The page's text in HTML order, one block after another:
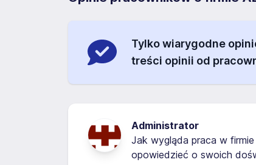
Tylko wiarygodne
treści opinii od
Administrator
Jak wygląda praca w firmie
opowiedzieć o swoich